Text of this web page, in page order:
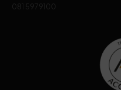
081 5979100